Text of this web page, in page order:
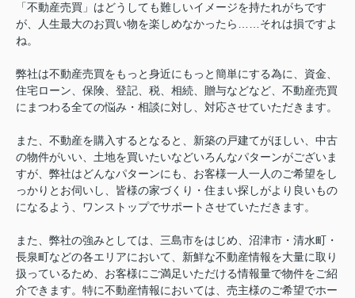
「不動産売買」はどうしても難しいイメージを持たれがちです
が、人生最大のお買い物を楽しめなかったら……それは損ですよ
ね。
弊社は不動産売買をもっと身近にもっと簡単にする為に、資金、
住宅ローン、保険、登記、税、相続、贈与などなど、不動産売買
にまつわる全ての悩み・相談に対し、対応させていただきます。
また、不動産を購入するとなると、新築の戸建てがほしい、中古
の物件がいい、土地を買いたいなどいろんなパターンがございま
すが、弊社はどんなパターンにも、お客様一人一人のご希望をし
っかりとお伺いし、皆様の家づくり・住まい探しがより良いもの
になるよう、ワンストップでサポートさせていただきます。
また、弊社の強みとしては、三島市をはじめ、沼津市・清水町・
長泉町などの各エリアにおいて、新鮮な不動産情報を大量に取り
扱っているため、お客様にご満足いただける情報量で物件をご紹
介できます。特に不動産情報においては、売主様のご希望でホー